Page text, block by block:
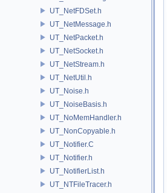
UT_NetFDSet.h
UT_NetMessage.h
UT_NetPacket.h
UT_NetSocket.h
UT_NetStream.h
UT_NetUtil.h
UT_Noise.h
UT_NoiseBasis.h
UT_NoMemHandler.h
UT_NonCopyable.h
UT_Notifier.C
UT_Notifier.h
UT_NotifierList.h
UT_NTFileTracer.h